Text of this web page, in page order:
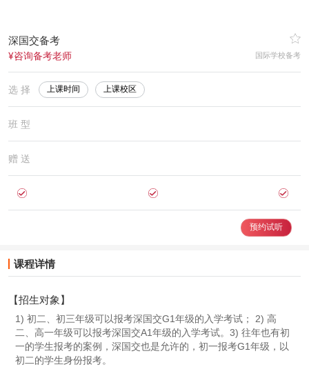
深国交备考
¥咨询备考老师 国际学校备考
选 择 上课时间 上课校区
班 型
赠 送
预约试听
课程详情
【招生对象】
1) 初二、初三年级可以报考深国交G1年级的入学考试； 2) 高
二、高一年级可以报考深国交A1年级的入学考试。3) 往年也有初
一的学生报考的案例，深国交也是允许的，初一报考G1年级，以
初二的学生身份报考。